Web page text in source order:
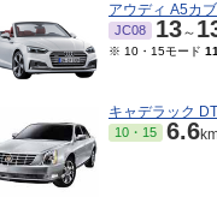
アウディ A5カ
JC08 13～
※ 10・15モード
キャデラック
10・15 6.6